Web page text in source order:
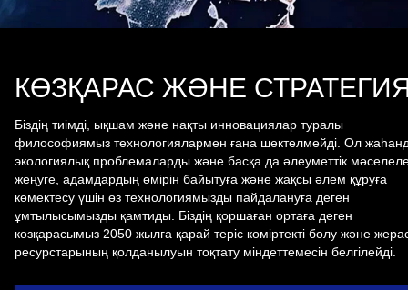
КӨЗҚАРАС ЖӘНЕ
Біздің тиімді, ықшам және нақты инновациялар туралы
философиямыз технологиялармен ғана шектелмейді. Ол
экологиялық проблемаларды және басқа да әлеуметтік
жеңуге, адамдардың өмірін байытуға және жақсы әлем құруға
көмектесу үшін өз технологиямызды пайдалануға деген
ұмтылысымызды қамтиды. Біздің қоршаған ортаға деген
көзқарасымыз 2050 жылға қарай теріс көміртекті болу және
ресурстарының қолданылуын тоқтату міндеттемесін белгілейді.